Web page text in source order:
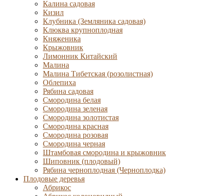
Калина садовая
Кизил
Клубника (Земляника садовая)
Клюква крупноплодная
Княженика
Крыжовник
Лимонник Китайский
Малина
Малина Тибетская (розолистная)
Облепиха
Рябина садовая
Смородина белая
Смородина зеленая
Смородина золотистая
Смородина красная
Смородина розовая
Смородина черная
Штамбовая смородина и крыжовник
Шиповник (плодовый)
Рябина черноплодная (Черноплодка)
Плодовые деревья
Абрикос